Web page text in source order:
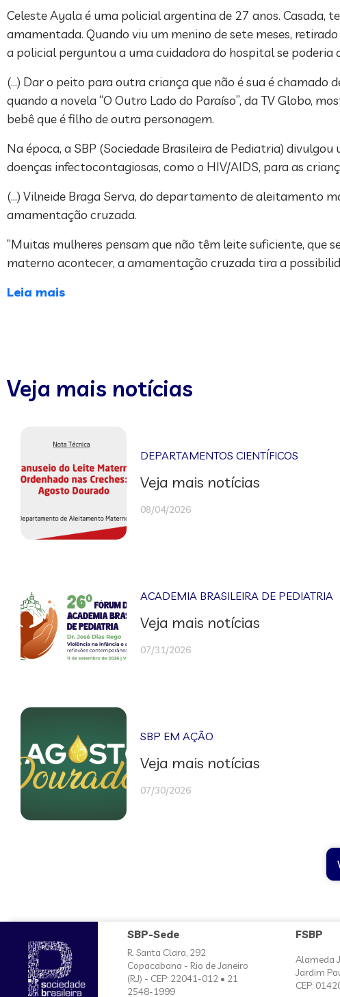
Celeste Ayala é uma policial argentina de 27 anos. Casada,
amamentada. Quando viu um menino de sete meses,
a policial perguntou a uma cuidadora do hospital se
(…) Dar o peito para outra criança que não é sua é
quando a novela “O Outro Lado do Paraíso”, da TV Globo,
bebê que é filho de outra personagem.
Na época, a SBP (Sociedade Brasileira de Pediatria)
doenças infectocontagiosas, como o HIV/AIDS, para as
(…) Vilneide Braga Serva, do departamento de aleitamento
amamentação cruzada.
“Muitas mulheres pensam que não têm leite suficiente, que
materno acontecer, a amamentação cruzada tira a
Leia mais
Veja mais notícias
DEPARTAMENTOS CIENTÍFICOS
Veja mais notícias
08/04/2026
ACADEMIA BRASILEIRA DE PEDIATRIA
Veja mais notícias
07/31/2026
SBP EM AÇÃO
Veja mais notícias
07/30/2026
SBP-Sede
R. Santa Clara, 292
Copacabana - Rio de Janeiro
(RJ) - CEP: 22041-012 • 21
2548-1999
FSBP
Alameda
Jardim
CEP: